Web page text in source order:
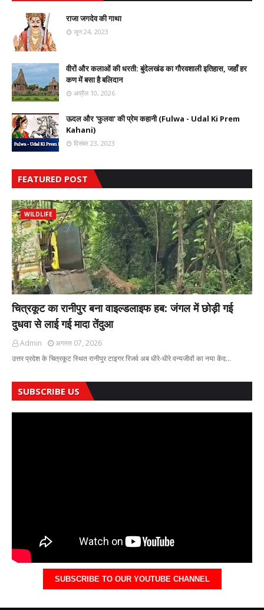
राजा जगदेव की गाथा
जून 24, 2023
वीरों और कलाओं की धरती: बुंदेलखंड का गौरवशाली इतिहास, जहाँ हर
कण में बसा है बलिदान
अप्रैल 10, 2026
ऊदल और 'फुलवा' की प्रेम कहानी (Fulwa - Udal Ki Prem
Kahani)
दिसंबर 23, 2023
FEATURED POST
WILDLIFE
चित्रकूट का रानीपुर बना वाइल्डलाइफ हब: जंगल में छोड़ी गई
दुधवा से लाई गई मादा तेंदुआ
Admin
अगस्त 07, 2026
उत्तर प्रदेश के चित्रकूट स्थित रानीपुर टाइगर रिजर्व अब धीरे-धीरे वन्यजीवों का नया केंद…
SUBSCRIBE US
SUBSCRIBE TO OUR YOUTUBE CHANNEL